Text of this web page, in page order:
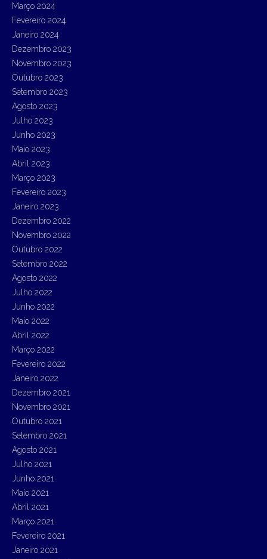
Março 2024
Fevereiro 2024
Janeiro 2024
Dezembro 2023
Novembro 2023
Outubro 2023
Setembro 2023
Agosto 2023
Julho 2023
Junho 2023
Maio 2023
Abril 2023
Março 2023
Fevereiro 2023
Janeiro 2023
Dezembro 2022
Novembro 2022
Outubro 2022
Setembro 2022
Agosto 2022
Julho 2022
Junho 2022
Maio 2022
Abril 2022
Março 2022
Fevereiro 2022
Janeiro 2022
Dezembro 2021
Novembro 2021
Outubro 2021
Setembro 2021
Agosto 2021
Julho 2021
Junho 2021
Maio 2021
Abril 2021
Março 2021
Fevereiro 2021
Janeiro 2021